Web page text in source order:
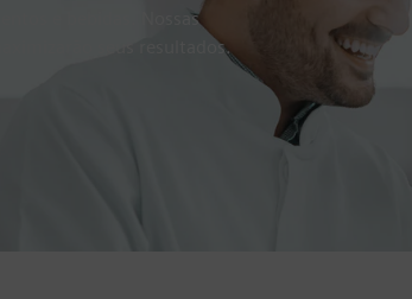
e bebidas. Nossas
seus resultados.